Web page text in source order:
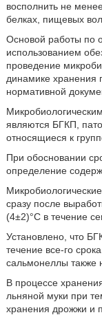
восполнить не
белках, пищевых
Основой работы по
использованием
проведение
динамике хранения
нормативной
являются БГКП,
относящиеся к
При обосновании
определение
сразу после
(4±2)°С в течение
Установлено, что
течение все-го
сальмонеллы также
В процессе
льняной муки при
хранения дрожжи и